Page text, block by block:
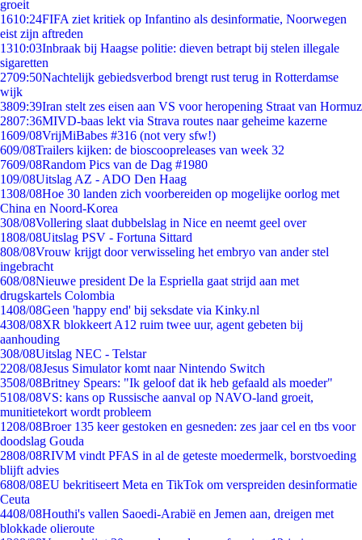
groeit
1610:24FIFA ziet kritiek op Infantino als desinformatie, Noorwegen
eist zijn aftreden
1310:03Inbraak bij Haagse politie: dieven betrapt bij stelen illegale
sigaretten
2709:50Nachtelijk gebiedsverbod brengt rust terug in Rotterdamse
wijk
3809:39Iran stelt zes eisen aan VS voor heropening Straat van Hormuz
2807:36MIVD-baas lekt via Strava routes naar geheime kazerne
1609/08VrijMiBabes #316 (not very sfw!)
609/08Trailers kijken: de bioscoopreleases van week 32
7609/08Random Pics van de Dag #1980
109/08Uitslag AZ - ADO Den Haag
1308/08Hoe 30 landen zich voorbereiden op mogelijke oorlog met
China en Noord-Korea
308/08Vollering slaat dubbelslag in Nice en neemt geel over
1808/08Uitslag PSV - Fortuna Sittard
808/08Vrouw krijgt door verwisseling het embryo van ander stel
ingebracht
608/08Nieuwe president De la Espriella gaat strijd aan met
drugskartels Colombia
1408/08Geen 'happy end' bij seksdate via Kinky.nl
4308/08XR blokkeert A12 ruim twee uur, agent gebeten bij
aanhouding
308/08Uitslag NEC - Telstar
2208/08Jesus Simulator komt naar Nintendo Switch
3508/08Britney Spears: "Ik geloof dat ik heb gefaald als moeder"
5108/08VS: kans op Russische aanval op NAVO-land groeit,
munitietekort wordt probleem
1208/08Broer 135 keer gestoken en gesneden: zes jaar cel en tbs voor
doodslag Gouda
2808/08RIVM vindt PFAS in al de geteste moedermelk, borstvoeding
blijft advies
6808/08EU bekritiseert Meta en TikTok om verspreiden desinformatie
Ceuta
4408/08Houthi's vallen Saoedi-Arabië en Jemen aan, dreigen met
blokkade olieroute